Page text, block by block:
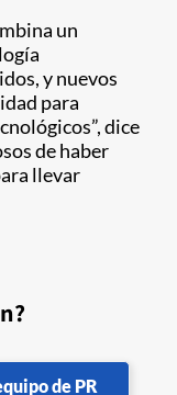
un
y nuevos
para
dice
de haber
llevar
de PR